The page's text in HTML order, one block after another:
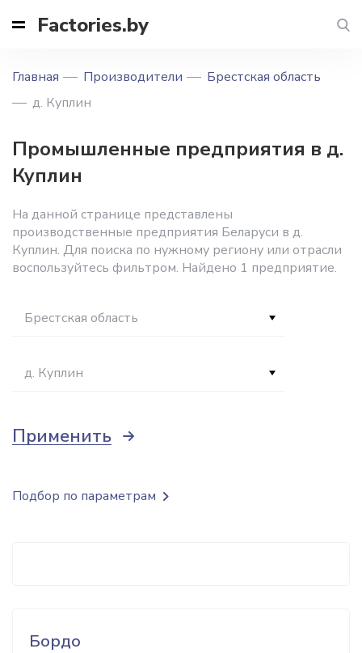
Factories.by
Главная Производители
Брестская область
д. Куплин
Промышленные предприятия в д.
Куплин
На данной странице представлены
производственные предприятия Беларуси в д.
Куплин. Для поиска по нужному региону или отрасли
воспользуйтесь фильтром. Найдено 1 предприятие.
Брестская область
д. Куплин
Применить
Бордо
Подбор по параметрам